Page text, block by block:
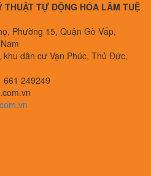
THUẬT TỰ ĐỘNG HÓA LÂM TUỆ
Phường 15, Quận Gò Vấp,
khu dân cư Vạn Phúc, Thủ Đức,
661 249249